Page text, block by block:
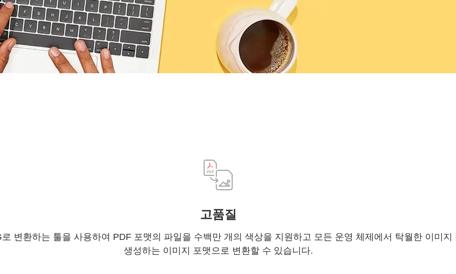
고품질
변환하는 툴을 사용하여 PDF 포맷의 파일을 수백만 개의 색상을 지원하고 모든 운영 체제에서 탁월한 이미지
생성하는 이미지 포맷으로 변환할 수 있습니다.